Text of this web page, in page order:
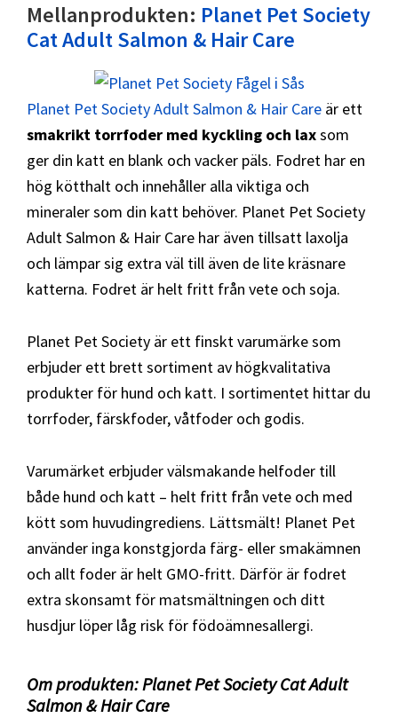
Mellanprodukten: Planet Pet Society
Cat Adult Salmon & Hair Care
Planet Pet Society Adult Salmon & Hair Care är ett
smakrikt torrfoder med kyckling och laxsom
ger din katt en blank och vacker päls. Fodret har en
hög kötthalt och innehåller alla viktiga och
mineraler som din katt behöver. Planet Pet Society
Adult Salmon & Hair Care har även tillsatt laxolja
och lämpar sig extra väl till även de lite kräsnare
katterna. Fodret är helt fritt från vete och soja.
Planet Pet Society är ett finskt varumärke som
erbjuder ett brett sortiment av högkvalitativa
produkter för hund och katt. I sortimentet hittar du
torrfoder, färskfoder, våtfoder och godis.
Varumärket erbjuder välsmakande helfoder till
både hund och katt – helt fritt från vete och med
kött som huvudingrediens. Lättsmält! Planet Pet
använder inga konstgjorda färg- eller smakämnen
och allt foder är helt GMO-fritt. Därför är fodret
extra skonsamt för matsmältningen och ditt
husdjur löper låg risk för födoämnesallergi.
Om produkten: Planet Pet Society Cat Adult
Salmon & Hair Care